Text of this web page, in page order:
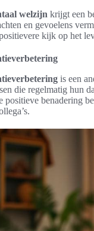
welzijn krijgt een
en gevoelens
kijk op het
is een
die regelmatig hun
positieve benadering